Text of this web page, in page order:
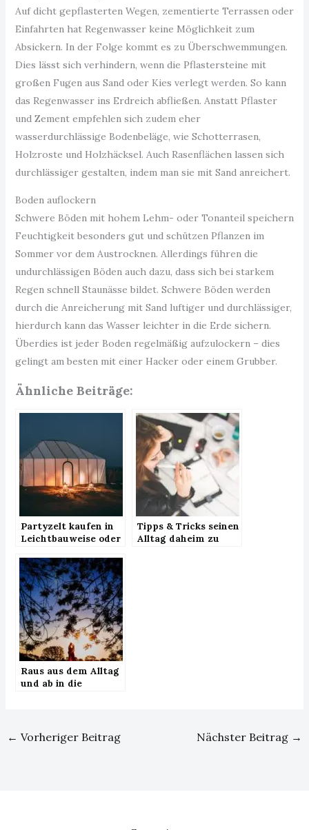
Auf dicht gepflasterten Wegen, zementierte Terrassen oder
Einfahrten hat Regenwasser keine Möglichkeit zum
Absickern. In der Folge kommt es zu Überschwemmungen.
Dies lässt sich verhindern, wenn die Pflastersteine mit
großen Fugen aus Sand oder Kies verlegt werden. So kann
das Regenwasser ins Erdreich abfließen. Anstatt Pflaster
und Zement empfehlen sich zudem eher
wasserdurchlässige Bodenbeläge, wie Schotterrasen,
Holzroste und Holzhäcksel. Auch Rasenflächen lassen sich
durchlässiger gestalten, indem man sie mit Sand anreichert.
Boden auflockern
Schwere Böden mit hohem Lehm- oder Tonanteil speichern
Feuchtigkeit besonders gut und schützen Pflanzen im
Sommer vor dem Austrocknen. Allerdings führen die
undurchlässigen Böden auch dazu, dass sich bei starkem
Regen schnell Staunässe bildet. Schwere Böden werden
durch die Anreicherung mit Sand luftiger und durchlässiger,
hierdurch kann das Wasser leichter in die Erde sichern.
Überdies ist jeder Boden regelmäßig aufzulockern – dies
gelingt am besten mit einer Hacker oder einem Grubber.
Ähnliche Beiträge:
Partyzelt kaufen in
Leichtbauweise oder
Tipps & Tricks seinen
Alltag daheim zu
Raus aus dem Alltag
und ab in die
← Vorheriger Beitrag Nächster Beitrag →